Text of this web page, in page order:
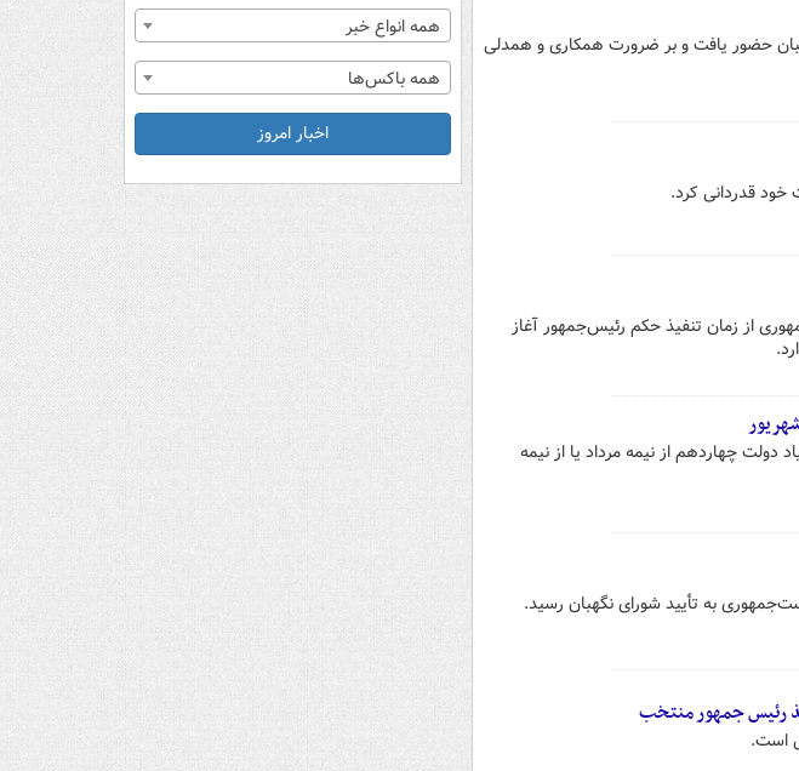
حضور یافت و بر ضرورت همکاری‌ و همدلی‌
قدردانی کرد.
قانون انتخابات، دوره ۴ ساله ریاست جمهوری از زمان تنفیذ حکم رئیس‌جمهور آغاز
دولت چهاردهم از نیمه مرداد یا از نیمه
به تأیید شورای نگهبان رسید.
رئیس جمهور منتخب
است.
همه انواع خبر
همه باکس‌ها
اخبار امروز